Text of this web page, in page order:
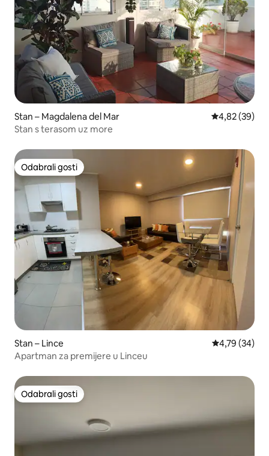
Stan – Magdalena del Mar Prosječna
4,82 (39)
Stan s terasom uz more
Odabrali gosti
Odabrali gosti
Stan – Lince Prosječna
4,79 (34)
Apartman za premijere u Linceu
Odabrali gosti
Odabrali gosti